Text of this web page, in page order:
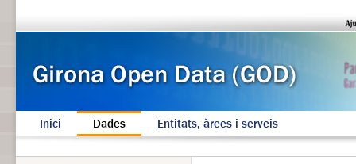
Inici Dades Entitats, àrees i serveis